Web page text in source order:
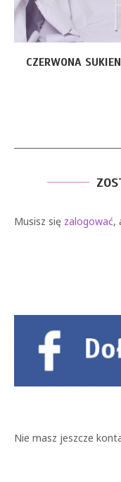
CZERWONA
Musisz się zalogować,
Nie masz jeszcze